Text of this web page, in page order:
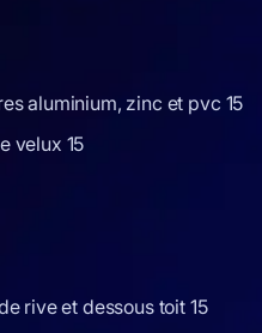
aluminium, zinc et pvc 15
velux 15
rive et dessous toit 15